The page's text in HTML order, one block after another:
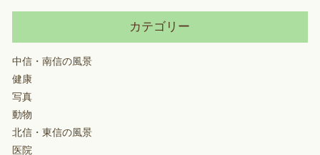
カテゴリー
中信・南信の風景
健康
写真
動物
北信・東信の風景
医院